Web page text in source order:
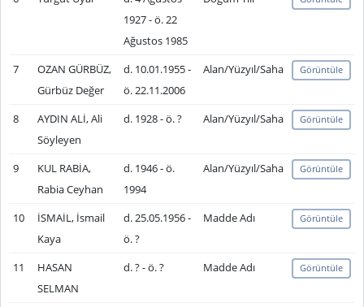
1927 - ö. 22
Ağustos 1985
7
OZAN GÜRBÜZ,
Gürbüz Değer
d. 10.01.1955 -
ö. 22.11.2006
Alan/Yüzyıl/Saha Görüntüle
8
AYDIN ALİ, Ali
Söyleyen
d. 1928 - ö. ? Alan/Yüzyıl/Saha Görüntüle
9
KUL RABİA,
Rabia Ceyhan
d. 1946 - ö.
1994
Alan/Yüzyıl/Saha Görüntüle
10
İSMAİL, İsmail
Kaya
d. 25.05.1956 -
ö. ?
Madde Adı Görüntüle
11
HASAN
SELMAN
d. ? - ö. ? Madde Adı Görüntüle